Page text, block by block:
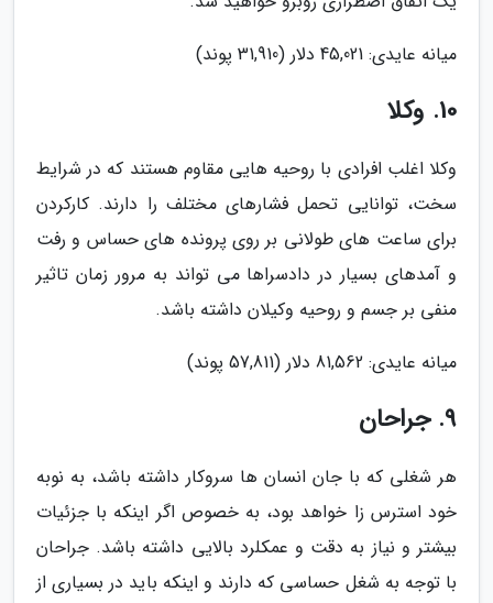
میانه عایدی: 45,021 دلار (31,910 پوند)
10. وکلا
وکلا اغلب افرادی با روحیه هایی مقاوم هستند که در شرایط
سخت، توانایی تحمل فشارهای مختلف را دارند. کارکردن
برای ساعت های طولانی بر روی پرونده های حساس و رفت
و آمدهای بسیار در دادسراها می تواند به مرور زمان تاثیر
منفی بر جسم و روحیه وکیلان داشته باشد.
میانه عایدی: 81,562 دلار (57,811 پوند)
9. جراحان
هر شغلی که با جان انسان ها سروکار داشته باشد، به نوبه
خود استرس زا خواهد بود، به خصوص اگر اینکه با جزئیات
بیشتر و نیاز به دقت و عمکلرد بالایی داشته باشد. جراحان
با توجه به شغل حساسی که دارند و اینکه باید در بسیاری از